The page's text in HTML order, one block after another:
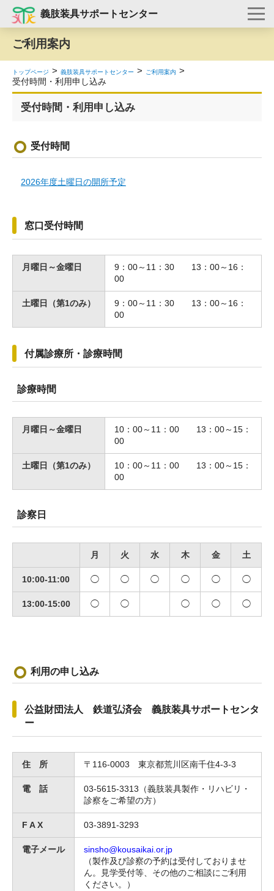
義肢装具サポートセンター
ご利用案内
トップページ 義肢装具サポートセンター ご利用案内
受付時間・利用申し込み
受付時間・利用申し込み
受付時間
2026年度土曜日の開所予定
窓口受付時間
月曜日～金曜日
9：00～11：30 13：00～16：
00
土曜日（第1のみ）
9：00～11：30 13：00～16：
00
付属診療所・診療時間
診療時間
月曜日～金曜日
10：00～11：00 13：00～15：
00
土曜日（第1のみ）
10：00～11：00 13：00～15：
00
診察日
月 火 水 木 金 土
10:00-11:00 ◯ ◯ ◯ ◯ ◯ ◯
13:00-15:00 ◯ ◯ ◯ ◯ ◯
利用の申し込み
公益財団法人 鉄道弘済会 義肢装具サポートセンタ
ー
住 所 〒116-0003 東京都荒川区南千住4-3-3
電 話
03-5615-3313（義肢装具製作・リハビリ・
診察をご希望の方）
F A X 03-3891-3293
電子メール
sinsho@kousaikai.or.jp
（製作及び診察の予約は受付しておりませ
ん。見学受付等、その他のご相談にご利用
ください。）